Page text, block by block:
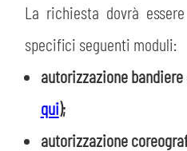
La richiesta dovrà
specifici seguenti moduli:
autorizzazione
qui);
autorizzazione